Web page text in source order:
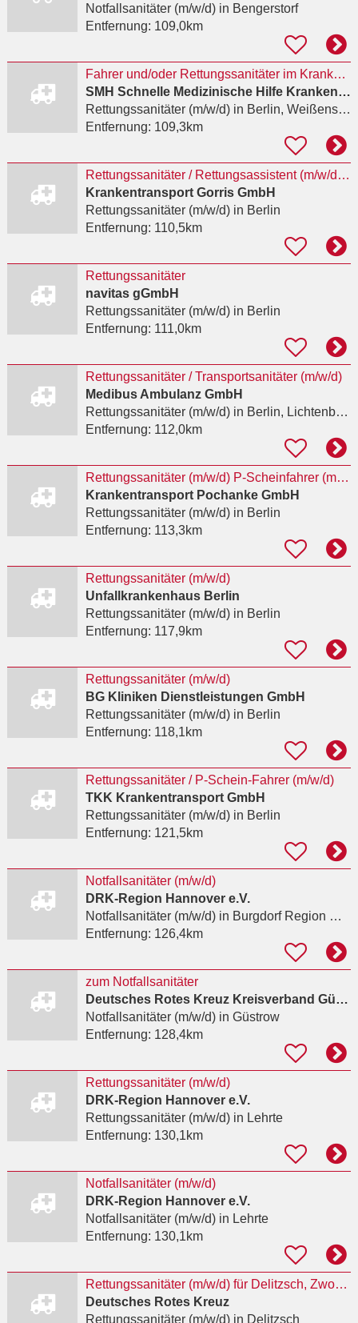
Notfallsanitäter (m/w/d)in Bengerstorf
Entfernung: 109,0km
Fahrer und/oder Rettungssanitäter im Krankentransport
SMH Schnelle Medizinische Hilfe Krankentransport GmbH
Rettungssanitäter (m/w/d)in Berlin, Weißensee
Entfernung: 109,3km
Rettungssanitäter / Rettungsassistent (m/w/d) – Krankentransport Gorris GmbH (Berlin)
Krankentransport Gorris GmbH
Rettungssanitäter (m/w/d)in Berlin
Entfernung: 110,5km
Rettungssanitäter
navitas gGmbH
Rettungssanitäter (m/w/d)in Berlin
Entfernung: 111,0km
Rettungssanitäter / Transportsanitäter (m/w/d)
Medibus Ambulanz GmbH
Rettungssanitäter (m/w/d)in Berlin, Lichtenberg
Entfernung: 112,0km
Rettungssanitäter (m/w/d) P-Scheinfahrer (m/w/d) Disponenten (m/w/d)
Krankentransport Pochanke GmbH
Rettungssanitäter (m/w/d)in Berlin
Entfernung: 113,3km
Rettungssanitäter (m/w/d)
Unfallkrankenhaus Berlin
Rettungssanitäter (m/w/d)in Berlin
Entfernung: 117,9km
Rettungssanitäter (m/w/d)
BG Kliniken Dienstleistungen GmbH
Rettungssanitäter (m/w/d)in Berlin
Entfernung: 118,1km
Rettungssanitäter / P-Schein-Fahrer (m/w/d)
TKK Krankentransport GmbH
Rettungssanitäter (m/w/d)in Berlin
Entfernung: 121,5km
Notfallsanitäter (m/w/d)
DRK-Region Hannover e.V.
Notfallsanitäter (m/w/d)in Burgdorf Region Hannover
Entfernung: 126,4km
zum Notfallsanitäter
Deutsches Rotes Kreuz Kreisverband Güstrow e.V.
Notfallsanitäter (m/w/d)in Güstrow
Entfernung: 128,4km
Rettungssanitäter (m/w/d)
DRK-Region Hannover e.V.
Rettungssanitäter (m/w/d)in Lehrte
Entfernung: 130,1km
Notfallsanitäter (m/w/d)
DRK-Region Hannover e.V.
Notfallsanitäter (m/w/d)in Lehrte
Entfernung: 130,1km
Rettungssanitäter (m/w/d) für Delitzsch, Zwochau und Bad Düben
Deutsches Rotes Kreuz
Rettungssanitäter (m/w/d)in Delitzsch